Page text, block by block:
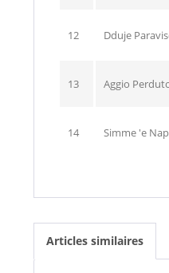
12 Dduje
13 Aggio
14 Simme 'e
Articles similaires